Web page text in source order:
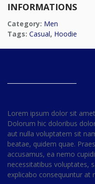
quantity
INFORMATIONS
Category: Men
Tags: Casual, Hoodie
Lorem ipsum dolor sit
Dolorum hic doloribus
aut nulla voluptatem sit
beatae, quidem quae.
accusamus, ea nemo
necessitatibus voluptates,
explicabo consequuntur at